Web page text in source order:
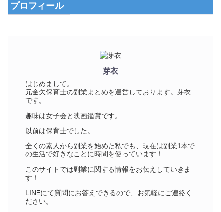
プロフィール
芽衣
はじめまして。
元金欠保育士の副業まとめを運営しております。芽衣
です。
趣味は女子会と映画鑑賞です。
以前は保育士でした。
全くの素人から副業を始めた私でも、現在は副業1本で
の生活で好きなことに時間を使っています！
このサイトでは副業に関する情報をお伝えしていきま
す！
LINEにて質問にお答えできるので、お気軽にご連絡く
ださい。